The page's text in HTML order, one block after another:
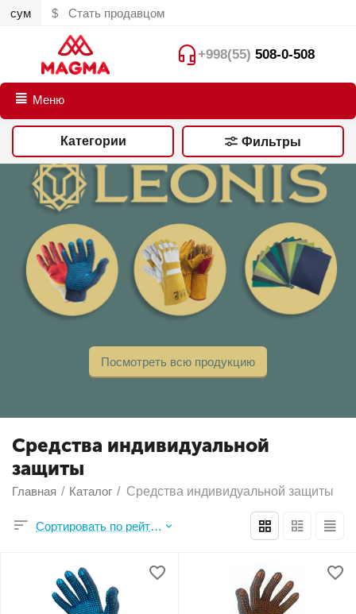
сум $ Стать продавцом
+998(55) 508-0-508
Меню
Категории Фильтры
Посмотреть всю продукцию
Средства индивидуальной
защиты
Главная / Каталог / Средства индивидуальной защиты
Сортировать по рейтингу продавца